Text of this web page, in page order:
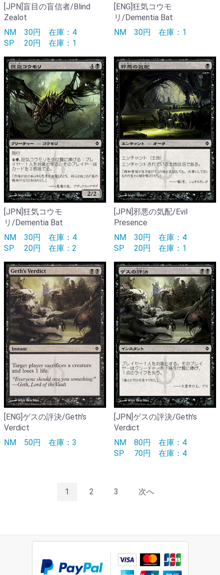
[JPN]盲目の盲信者/Blind
Zealot
NM 30円 在庫：4
SP
20円 在庫：1
[ENG]狂気コウモ
リ/Dementia Bat
NM 30円 在庫：1
[JPN]狂気コウモ
リ/Dementia Bat
NM 30円 在庫：4
SP
20円 在庫：2
[JPN]邪悪の気配/Evil
Presence
NM 30円 在庫：4
SP
20円 在庫：1
[ENG]ゲスの評決/Geth's
Verdict
NM 50円 在庫：3
[JPN]ゲスの評決/Geth's
Verdict
NM 80円 在庫：4
SP
70円 在庫：4
1 2 3 次へ